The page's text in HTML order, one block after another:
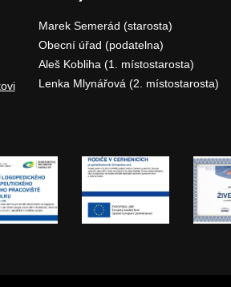
Marek Semerád (starosta)
Obecní úřad (podatelna)
Aleš Kobliha (1. místostarosta)
Lenka Mlynářová (2. místostarosta)